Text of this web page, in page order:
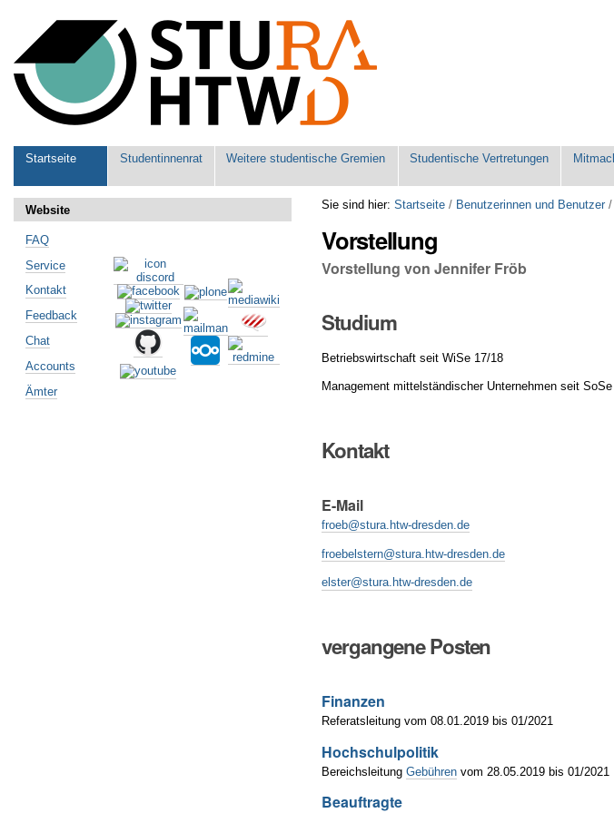
Werkzeuge
Sektionen
Startseite Studentinnenrat Weitere studentische Gremien Studentische Vertretungen
Sie sind hier: Startseite / Benutzerinnen und Benutzer
Vorstellung
Vorstellung von Jennifer Fröb
Studium
Betriebswirtschaft seit WiSe 17/18
Management mittelständischer Unternehmen seit
Kontakt
E-Mail
froeb@stura.htw-dresden.de
froebelstern@stura.htw-dresden.de
elster@stura.htw-dresden.de
vergangene Posten
Finanzen
Referatsleitung vom 08.01.2019 bis 01/2021
Hochschulpolitik
BereichsleitungGebühren vom 28.05.2019 bis 01/2021
Beauftragte
Website
FAQ
Service
Kontakt
Feedback
Chat
Accounts
Ämter